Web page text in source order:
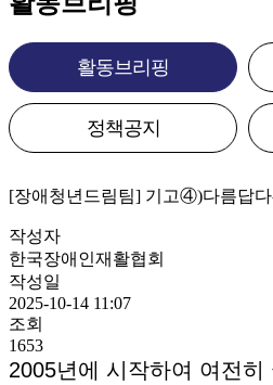
활동브리핑
정책공지
[장애청년드림팀] 기고④)다름답
작성자
한국장애인재활협회
작성일
2025-10-14 11:07
조회
1653
2005년에 시작하여 여전히